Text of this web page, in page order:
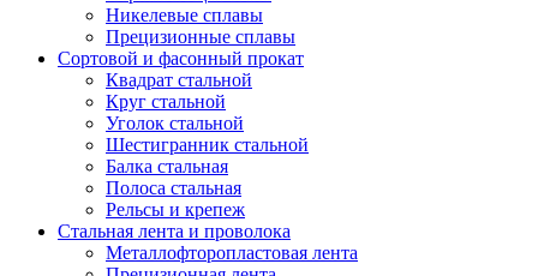
Никелевые сплавы
Прецизионные сплавы
Сортовой и фасонный прокат
Квадрат стальной
Круг стальной
Уголок стальной
Шестигранник стальной
Балка стальная
Полоса стальная
Рельсы и крепеж
Стальная лента и проволока
Металлофторопластовая лента